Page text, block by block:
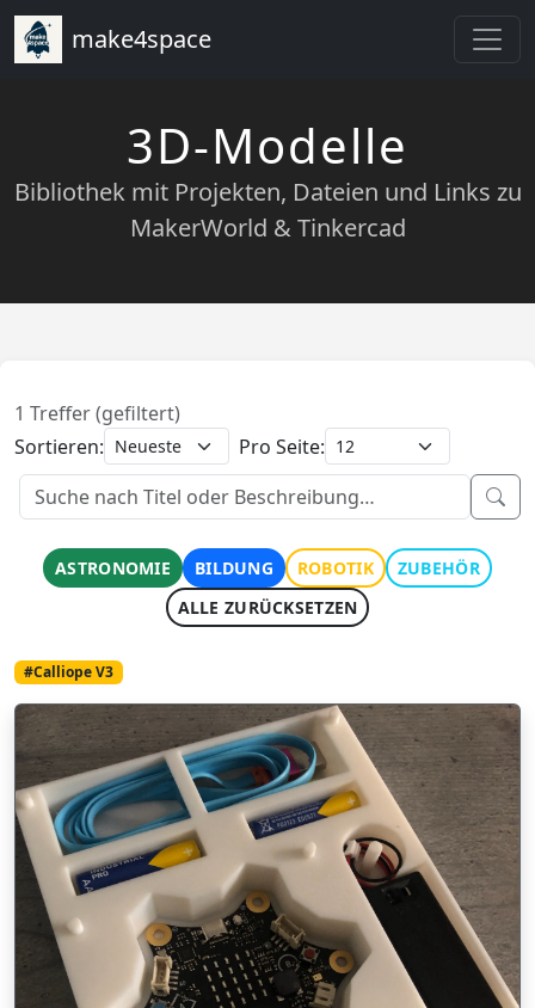
make4space
3D-Modelle
Bibliothek mit Projekten, Dateien und Links zu
MakerWorld & Tinkercad
1 Treffer (gefiltert)
Sortieren:
Pro Seite:
ASTRONOMIE BILDUNG ROBOTIK
ZUBEHÖR
ALLE ZURÜCKSETZEN
#Calliope V3